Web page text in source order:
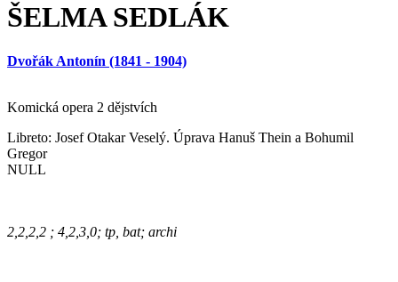
ŠELMA SEDLÁK
Dvořák Antonín (1841 - 1904)
Komická opera 2 dějstvích
Libreto: Josef Otakar Veselý. Úprava Hanuš Thein a Bohumil
Gregor
NULL
2,2,2,2 ; 4,2,3,0; tp, bat; archi